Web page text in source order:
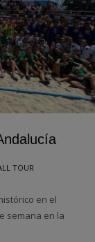
TOUR
en el
semana en la